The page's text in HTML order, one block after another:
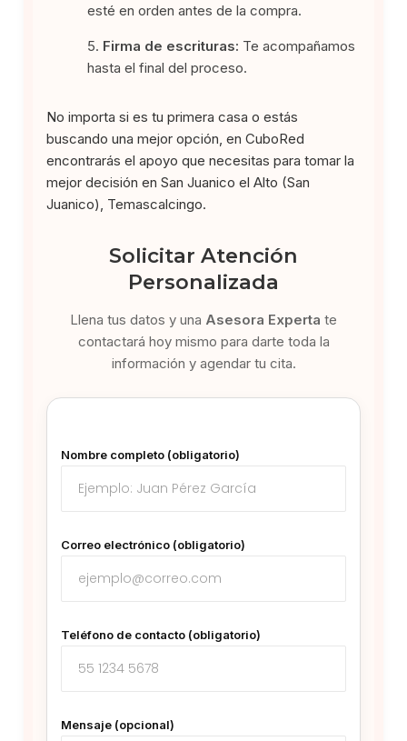
esté en orden antes de la compra.
Firma de escrituras: Te acompañamos
hasta el final del proceso.
No importa si es tu primera casa o estás
buscando una mejor opción, en CuboRed
encontrarás el apoyo que necesitas para tomar la
mejor decisión en San Juanico el Alto (San
Juanico), Temascalcingo.
Solicitar Atención
Personalizada
Llena tus datos y una Asesora Experta te
contactará hoy mismo para darte toda la
información y agendar tu cita.
Nombre completo (obligatorio)
Correo electrónico (obligatorio)
Teléfono de contacto (obligatorio)
Mensaje (opcional)